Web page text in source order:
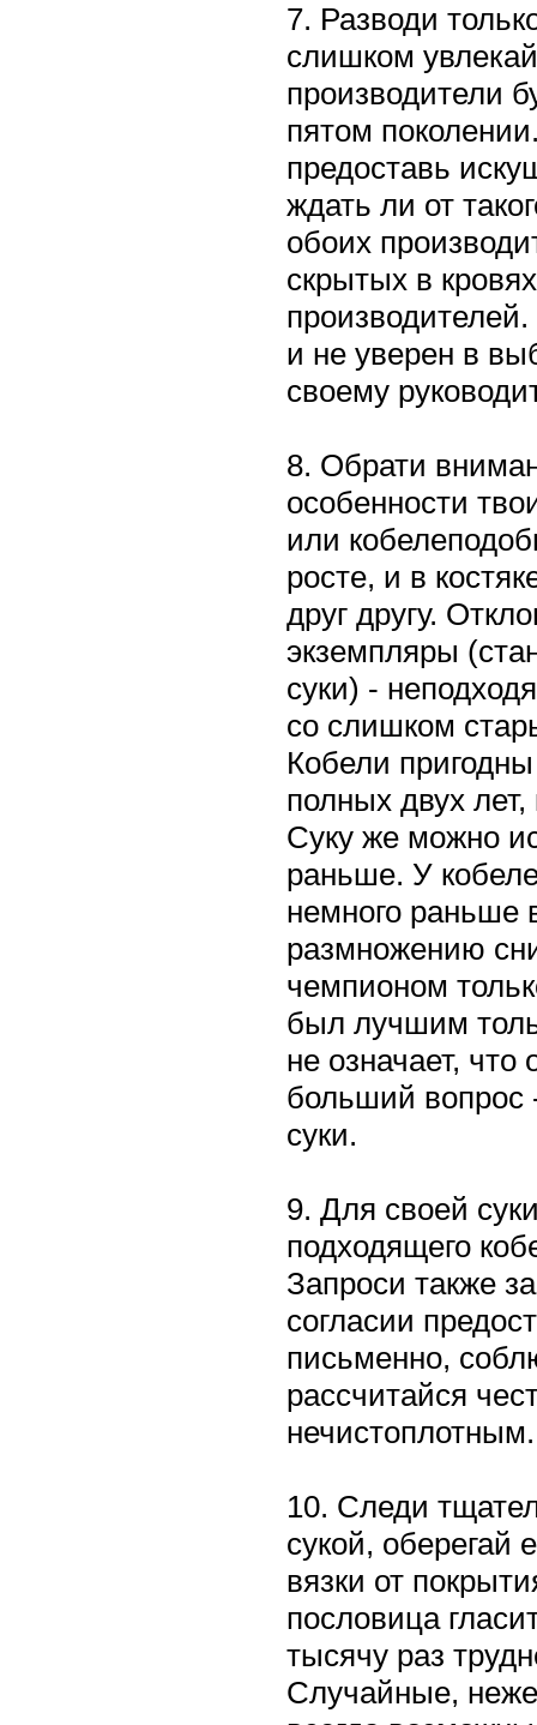
7. Разводи
слишком
производители
пятом
предоставь
ждать ли от
обоих
скрытых в
и не уверен в
своему
8. Обрати
особенности
или
росте, и в
друг другу.
экземпляры
суки) -
со слишком
Кобели
полных двух
Суку же можно
раньше. У
немного раньше
размножению
чемпионом
был лучшим
не означает,
больший вопрос
суки.
9. Для своей
подходящего
Запроси также
согласии
письменно,
рассчитайся
нечистоплотным.
10. Следи
сукой, оберегай
вязки от
пословица
тысячу раз
Случайные,